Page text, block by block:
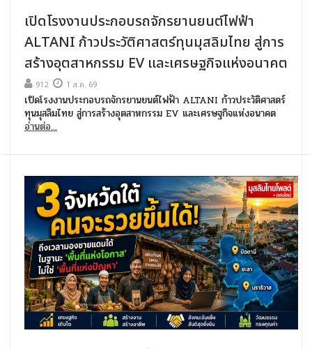
เปิดโรงงานประกอบรถจักรยานยนต์ไฟฟ้า
ALTANI ก้าวประวัติศาสตร์ทุนมุสลิมไทย สู่การ
สร้างอุตสาหกรรม EV และเศรษฐกิจแห่งอนาคต
912 1 ส.ค. 69
เปิดโรงงานประกอบรถจักรยานยนต์ไฟฟ้า ALTANI ก้าวประวัติศาสตร์
ทุนมุสลิมไทย สู่การสร้างอุตสาหกรรม EV และเศรษฐกิจแห่งอนาคต
อ่านต่อ...